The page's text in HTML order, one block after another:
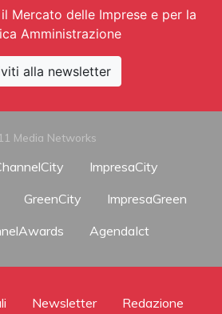
Mercato delle Imprese e per la
Amministrazione
alla newsletter
Media Networks
ImpresaCity
GreenCity
ImpresaGreen
AgendaIct
Newsletter Redazione